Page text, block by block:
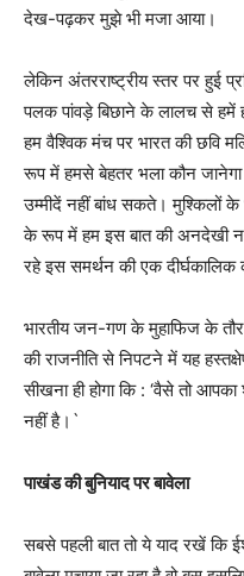
देख-पढ़कर मुझे भी मजा आया।
लेकिन अंतरराष्ट्रीय स्तर पर हुई
पलक पांवड़े बिछाने के लालच से हमें
हम वैश्विक मंच पर भारत की छवि
रूप में हमसे बेहतर भला कौन जानेगा
उम्मीदें नहीं बांध सकते। मुश्किलों के
के रूप में हम इस बात की अनदेखी
रहे इस समर्थन की एक
भारतीय जन-गण के मुहाफिज के
की राजनीति से निपटने में यह
सीखना ही होगा कि : ‘वैसे तो
नहीं है।`
पाखंड की बुनियाद पर बावेला
सबसे पहली बात तो ये याद रखें कि